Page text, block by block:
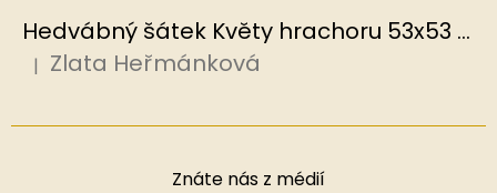
Hedvábný šátek Květy hrachoru 53x53 cm v dárkovém balení, HEDVÁBNÝ SVĚT
Hodnocení produktu je 5 z 5 hvězdiček.
| Zlata Heřmánková
Znáte nás z médií